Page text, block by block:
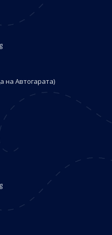
на Автогарата)